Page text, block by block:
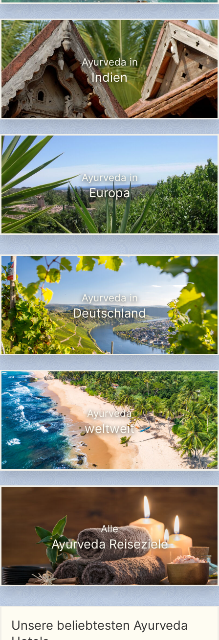
Ayurveda in
Indien
Ayurveda in
Europa
Ayurveda in
Deutschland
Ayurveda
weltweit
Alle
Ayurveda Reiseziele
Unsere beliebtesten Ayurveda